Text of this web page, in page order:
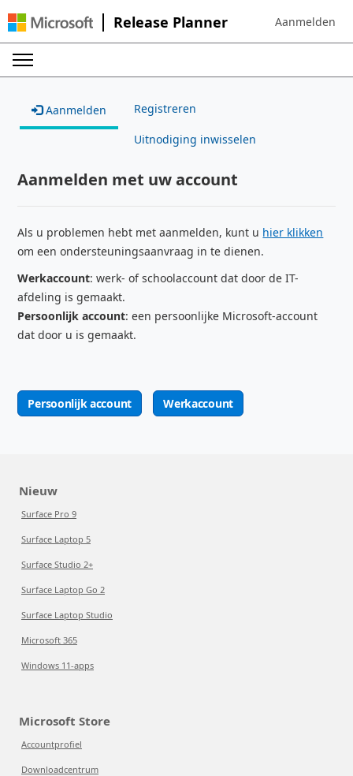
Release Planner Sign in to your
Aanmelden
Aanmelden Registreren
Uitnodiging inwisselen
Aanmelden met uw account
Als u problemen hebt met aanmelden, kunt u hier klikken
om een ondersteuningsaanvraag in te dienen.
Werkaccount: werk- of schoolaccount dat door de IT-
afdeling is gemaakt.
Persoonlijk account: een persoonlijke Microsoft-account
dat door u is gemaakt.
Persoonlijk account Werkaccount
Nieuw
Surface Pro 9
Surface Laptop 5
Surface Studio 2+
Surface Laptop Go 2
Surface Laptop Studio
Microsoft 365
Windows 11-apps
Microsoft Store
Accountprofiel
Downloadcentrum